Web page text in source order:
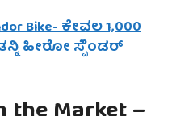
Bike- ಕೇವಲ 1,000
ಹೀರೋ ಸ್ಪೆೆಂಡರ್